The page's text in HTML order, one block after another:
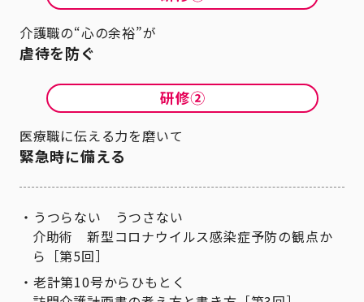
介護職の“心の余裕”が
虐待を防ぐ
医療職に伝える力を磨いて
緊急時に備える
うつらない うつさない
介助術 新型コロナウイルス感染症予防の観点か
ら［第5回］
老計第10号からひもとく